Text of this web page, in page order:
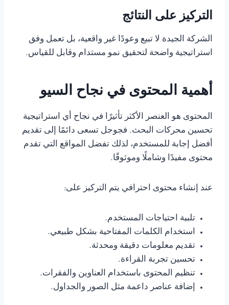
التركيز على النتائج
الشركة الجيدة لا تبيع وعودًا غير واقعية، بل تعمل وفق
استراتيجية واضحة لتحقيق نمو مستدام وقابل للقياس.
أهمية المحتوى في نجاح السيو
المحتوى هو العنصر الأكثر تأثيرًا في نجاح أي استراتيجية
تحسين محركات البحث. فجوجل تسعى دائمًا إلى تقديم
أفضل إجابة للمستخدم، لذلك تفضل المواقع التي تقدم
محتوى مفيدًا وشاملًا وموثوقًا.
عند إنشاء محتوى احترافي يتم التركيز على:
تلبية احتياجات المستخدم.
استخدام الكلمات المفتاحية بشكل طبيعي.
تقديم معلومات دقيقة ومحدثة.
تحسين تجربة القراءة.
تنظيم المحتوى باستخدام العناوين والفقرات.
إضافة عناصر داعمة مثل الصور والجداول.